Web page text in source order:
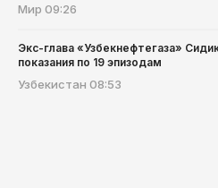
Мир 09:26
Экс-глава «Узбекнефтегаза»
показания по 19 эпизодам
Узбекистан 08:53